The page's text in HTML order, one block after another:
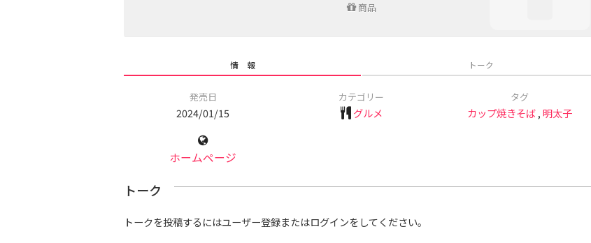
商品
情 報 トーク
発売日
2024/01/15
カテゴリー
グルメ
タグ
カップ焼きそば,明太子
ホームページ
トーク
トークを投稿するにはユーザー登録またはログインをしてください。